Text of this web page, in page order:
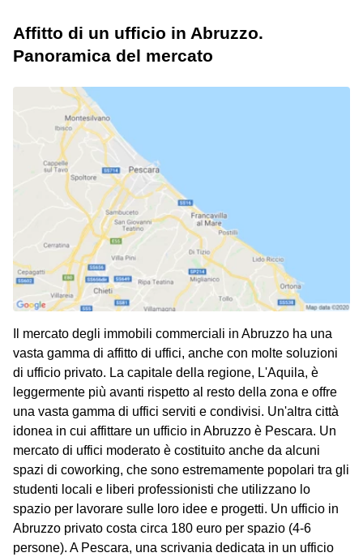
Affitto di un ufficio in Abruzzo.
Panoramica del mercato
Il mercato degli immobili commerciali in Abruzzo ha una
vasta gamma di affitto di uffici, anche con molte soluzioni
di ufficio privato. La capitale della regione, L'Aquila, è
leggermente più avanti rispetto al resto della zona e offre
una vasta gamma di uffici serviti e condivisi. Un'altra città
idonea in cui affittare un ufficio in Abruzzo è Pescara. Un
mercato di uffici moderato è costituito anche da alcuni
spazi di coworking, che sono estremamente popolari tra gli
studenti locali e liberi professionisti che utilizzano lo
spazio per lavorare sulle loro idee e progetti. Un ufficio in
Abruzzo privato costa circa 180 euro per spazio (4-6
persone). A Pescara, una scrivania dedicata in un ufficio